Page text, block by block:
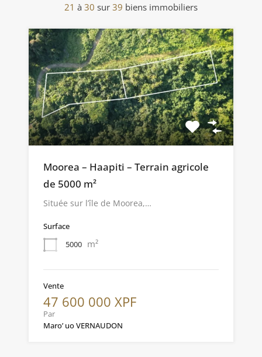
21 à 30 sur 39 biens immobiliers
Moorea – Haapiti – Terrain agricole
de 5000 m²
Située sur l’île de Moorea,…
Surface
5000 m²
Vente
47 600 000 XPF
Par
Maro’ uo VERNAUDON